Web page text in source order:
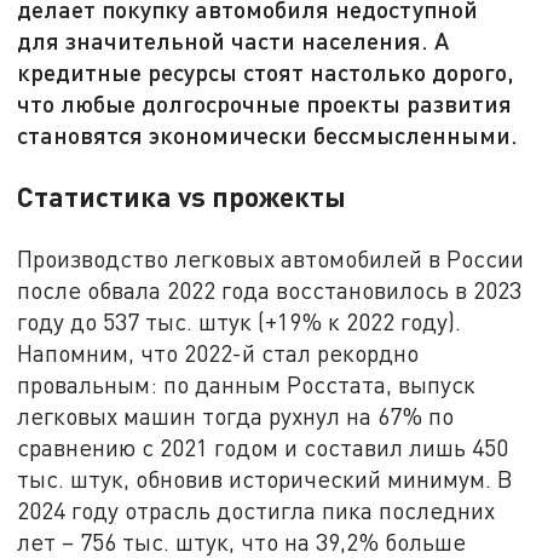
делает покупку автомобиля недоступной
для значительной части населения. А
кредитные ресурсы стоят настолько дорого,
что любые долгосрочные проекты развития
становятся экономически бессмысленными.
Статистика vs прожекты
Производство легковых автомобилей в России
после обвала 2022 года восстановилось в 2023
году до 537 тыс. штук (+19% к 2022 году).
Напомним, что 2022-й стал рекордно
провальным: по данным Росстата, выпуск
легковых машин тогда рухнул на 67% по
сравнению с 2021 годом и составил лишь 450
тыс. штук, обновив исторический минимум. В
2024 году отрасль достигла пика последних
лет – 756 тыс. штук, что на 39,2% больше